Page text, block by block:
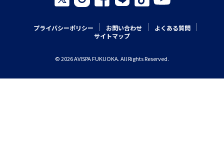
プライバシーポリシー お問い合わせ
よくある質問
サイトマップ
© 2026 AVISPA FUKUOKA. All Rights Reserved.